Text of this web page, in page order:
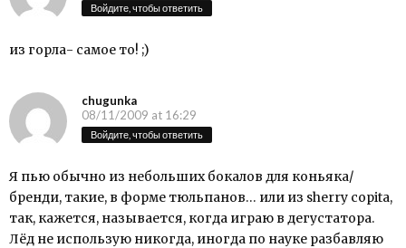
Войдите, чтобы ответить
из горла- самое то! ;)
chugunka
08/11/2009 at 16:29
Войдите, чтобы ответить
Я пью обычно из небольших бокалов для коньяка/
бренди, такие, в форме тюльпанов… или из sherry copita,
так, кажется, называется, когда играю в дегустатора.
Лёд не использую никогда, иногда по науке разбавляю